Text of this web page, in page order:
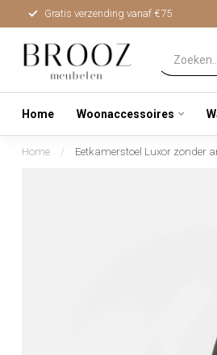
Gratis verzending vanaf €75
Home Woonaccessoires
Home / Eetkamerstoel Luxor zonder